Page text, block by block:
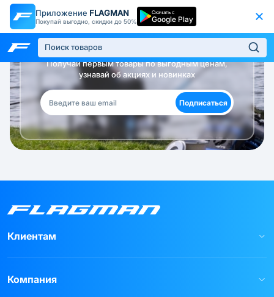
Приложение FLAGMAN
Покупай выгодно, скидки до 50%
Скачать с
Google Play
Будь в курсе!
Получай первым товары по выгодным ценам,
узнавай об акциях и новинках
Подписаться
Клиентам
Компания